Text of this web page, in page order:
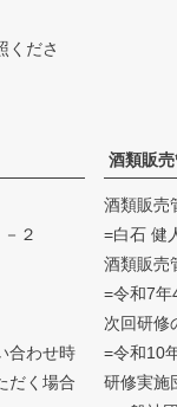
くださ
２
合わせ時
だく場合
酒類販
酒類販売
=白石 健
酒類販売
=令和7年
次回研修
=令和10
研修実施